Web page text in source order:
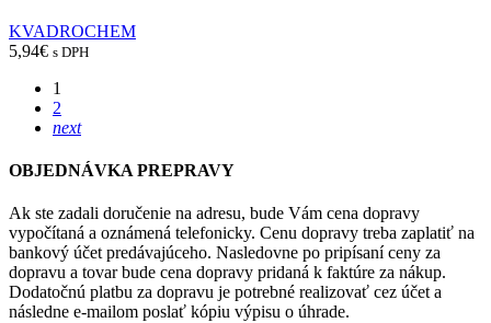
KVADROCHEM
5,94€ s DPH
1
2
next
OBJEDNÁVKA PREPRAVY
Ak ste zadali doručenie na adresu, bude Vám cena dopravy
vypočítaná a oznámená telefonicky. Cenu dopravy treba zaplatiť na
bankový účet predávajúceho. Nasledovne po pripísaní ceny za
dopravu a tovar bude cena dopravy pridaná k faktúre za nákup.
Dodatočnú platbu za dopravu je potrebné realizovať cez účet a
následne e-mailom poslať kópiu výpisu o úhrade.